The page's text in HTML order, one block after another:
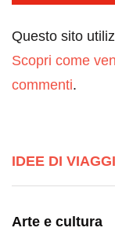
Questo sito
Scopri come
commenti.
IDEE DI
Arte e cultura